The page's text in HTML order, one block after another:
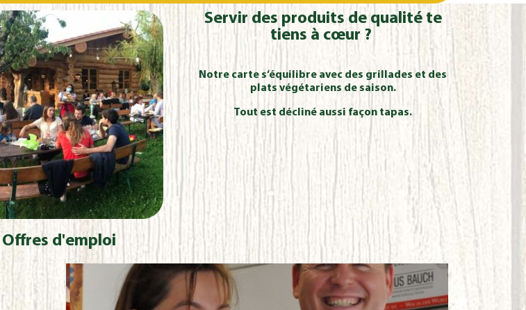
Servir des produits de qualité te
tiens à cœur ?
Notre carte s‘équilibre avec des grillades et des
plats végétariens de saison.
Tout est décliné aussi façon tapas.
Offres d'emploi
Tarte Flambée